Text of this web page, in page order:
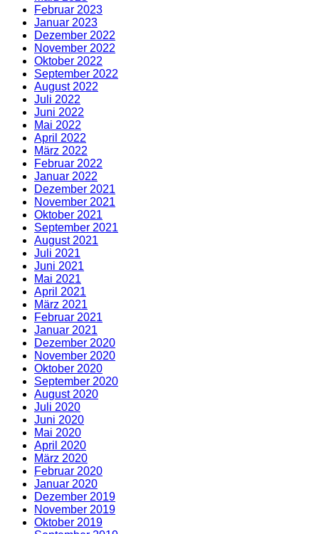
Februar 2023
Januar 2023
Dezember 2022
November 2022
Oktober 2022
September 2022
August 2022
Juli 2022
Juni 2022
Mai 2022
April 2022
März 2022
Februar 2022
Januar 2022
Dezember 2021
November 2021
Oktober 2021
September 2021
August 2021
Juli 2021
Juni 2021
Mai 2021
April 2021
März 2021
Februar 2021
Januar 2021
Dezember 2020
November 2020
Oktober 2020
September 2020
August 2020
Juli 2020
Juni 2020
Mai 2020
April 2020
März 2020
Februar 2020
Januar 2020
Dezember 2019
November 2019
Oktober 2019